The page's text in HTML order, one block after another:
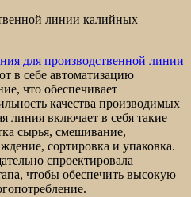
линии калийных
для производственной линии
в себе автоматизацию
что обеспечивает
качества производимых
линия включает в себя такие
сырья, смешивание,
сортировка и упаковка.
спроектировала
чтобы обеспечить высокую